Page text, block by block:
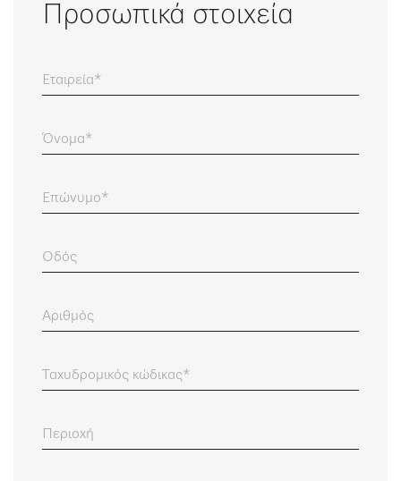
Προσωπικά στοιχεία
Εταιρεία
Όνομα
Επώνυμο
Οδός
Αριθμός
Ταχυδρομικός κώδικας
Περιοχή